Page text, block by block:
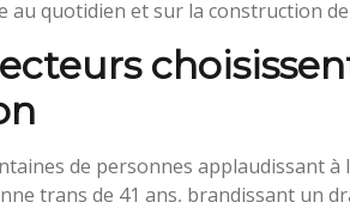
au quotidien et sur la construction
de personnes applaudissant
trans de 41 ans, brandissant un